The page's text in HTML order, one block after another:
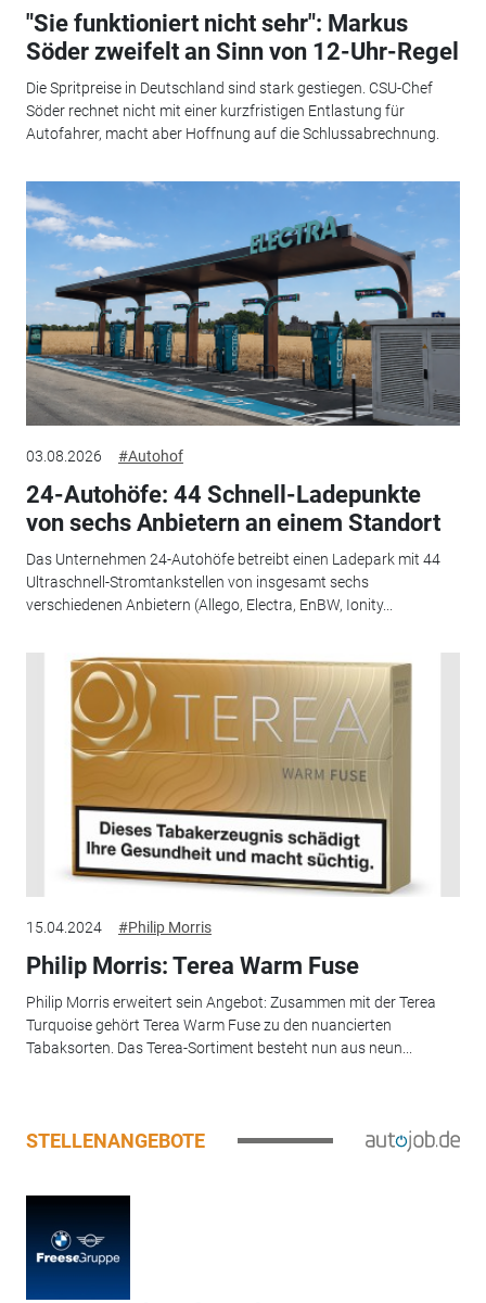
"Sie funktioniert nicht sehr": Markus
Söder zweifelt an Sinn von 12-Uhr-Regel
Die Spritpreise in Deutschland sind stark gestiegen. CSU-Chef
Söder rechnet nicht mit einer kurzfristigen Entlastung für
Autofahrer, macht aber Hoffnung auf die Schlussabrechnung.
03.08.2026 #Autohof
24-Autohöfe: 44 Schnell-Ladepunkte
von sechs Anbietern an einem Standort
Das Unternehmen 24-Autohöfe betreibt einen Ladepark mit 44
Ultraschnell-Stromtankstellen von insgesamt sechs
verschiedenen Anbietern (Allego, Electra, EnBW, Ionity...
15.04.2024 #Philip Morris
Philip Morris: Terea Warm Fuse
Philip Morris erweitert sein Angebot: Zusammen mit der Terea
Turquoise gehört Terea Warm Fuse zu den nuancierten
Tabaksorten. Das Terea-Sortiment besteht nun aus neun...
STELLENANGEBOTE